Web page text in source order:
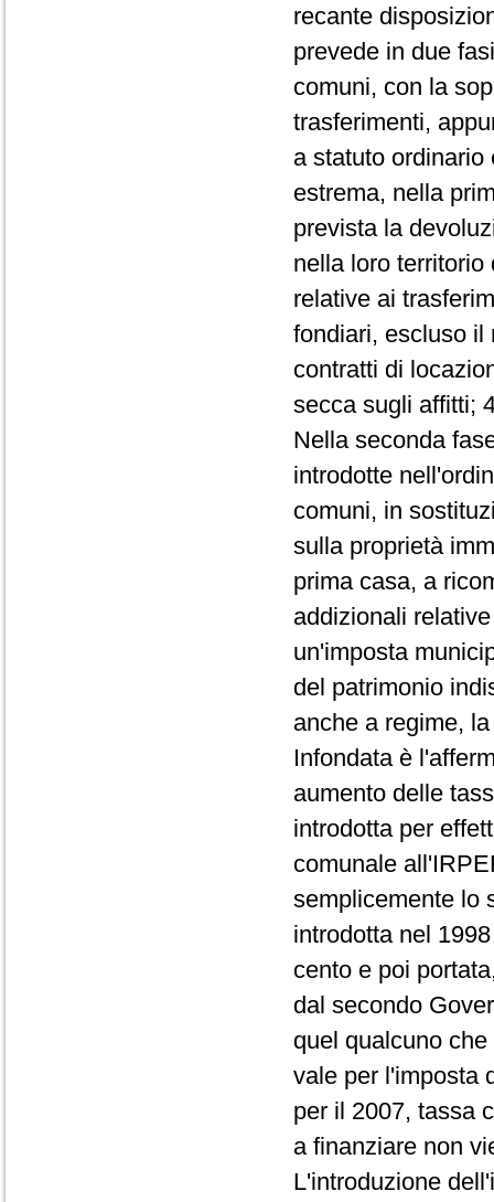
recante
prevede in due
comuni, con la
trasferimenti,
a statuto
estrema, nella
prevista la
nella loro
relative ai
fondiari, escluso il
contratti di
secca sugli affitti;
Nella seconda
introdotte
comuni, in
sulla proprietà
prima casa, a
addizionali
un'imposta
del patrimonio
anche a regime,
Infondata è
aumento delle
introdotta per
comunale
semplicemente lo
introdotta nel
cento e poi
dal secondo
quel qualcuno
vale per l'imposta
per il 2007, tassa
a finanziare non
L'introduzione